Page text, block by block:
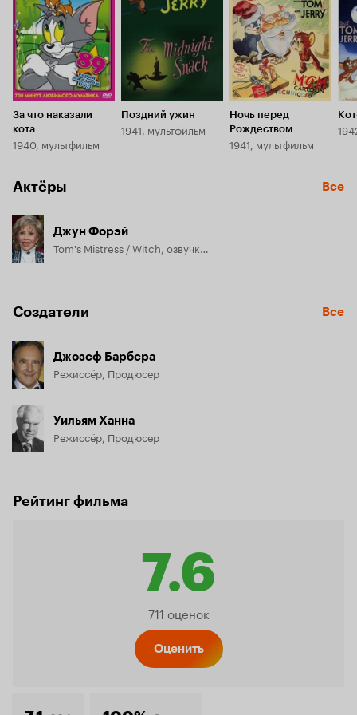
За что наказали
кота
1940, мультфильм
Поздний ужин
1941, мультфильм
Ночь перед
Рождеством
1941, мультфильм
Актёры Все
Джун Форэй
Tom's Mistress / Witch, озвучка, в титрах не указана
Создатели Все
Джозеф Барбера
Режиссёр, Продюсер
Уильям Ханна
Режиссёр, Продюсер
Рейтинг фильма
7.6
Рейтинг
711 оценок
Оценить